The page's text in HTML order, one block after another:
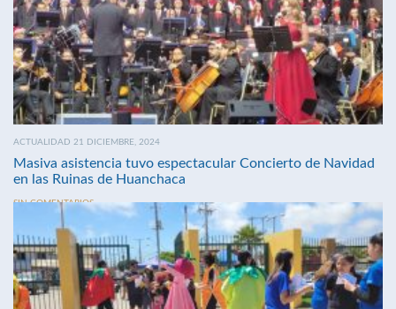
ACTUALIDAD 21 DICIEMBRE, 2024
Masiva asistencia tuvo espectacular Concierto de Navidad
en las Ruinas de Huanchaca
SIN COMENTARIOS